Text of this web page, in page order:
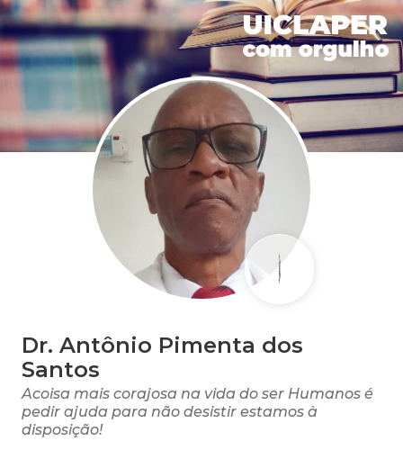
Dr. Antônio Pimenta dos
Santos
Acoisa mais corajosa na vida do ser Humanos é
pedir ajuda para não desistir estamos à
disposição!